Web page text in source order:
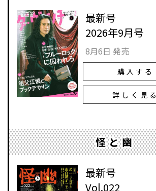
最新号
2026年9月号
8月6日 発売
購入する
詳しく見る
怪と幽
最新号
Vol.022